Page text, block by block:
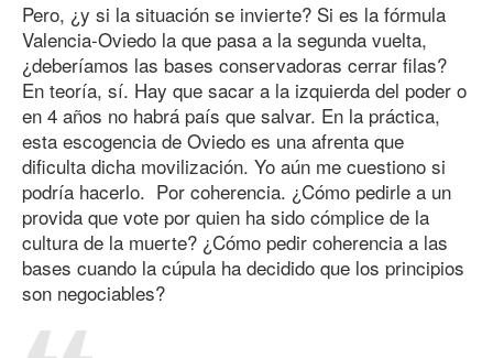
Pero, ¿y si la situación se invierte? Si es la fórmula
Valencia-Oviedo la que pasa a la segunda vuelta,
¿deberíamos las bases conservadoras cerrar filas?
En teoría, sí. Hay que sacar a la izquierda del poder o
en 4 años no habrá país que salvar. En la práctica,
esta escogencia de Oviedo es una afrenta que
dificulta dicha movilización. Yo aún me cuestiono si
podría hacerlo. Por coherencia. ¿Cómo pedirle a un
provida que vote por quien ha sido cómplice de la
cultura de la muerte? ¿Cómo pedir coherencia a las
bases cuando la cúpula ha decidido que los principios
son negociables?